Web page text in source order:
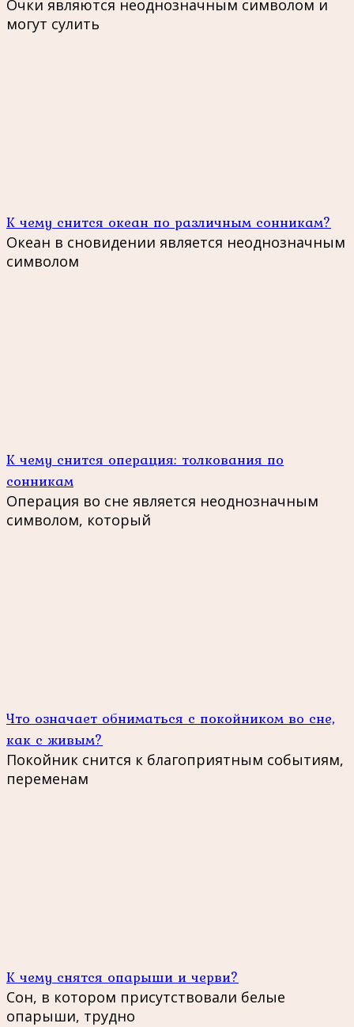
Очки являются неоднозначным символом и
могут сулить
К чему снится океан по различным сонникам?
Океан в сновидении является неоднозначным
символом
К чему снится операция: толкования по
сонникам
Операция во сне является неоднозначным
символом, который
Что означает обниматься с покойником во сне,
как с живым?
Покойник снится к благоприятным событиям,
переменам
К чему снятся опарыши и черви?
Сон, в котором присутствовали белые
опарыши, трудно